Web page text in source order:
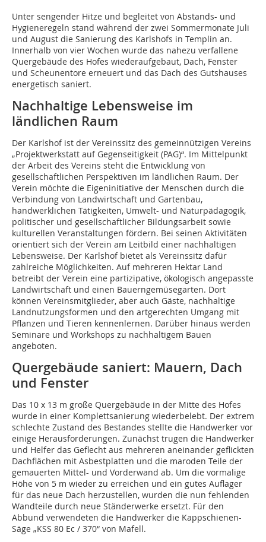
Unter sengender Hitze und begleitet von Abstands- und
Hygieneregeln stand während der zwei Sommermonate Juli
und August die Sanierung des Karlshofs in Templin an.
Innerhalb von vier Wochen wurde das nahezu verfallene
Quergebäude des Hofes wiederaufgebaut, Dach, Fenster
und Scheunentore erneuert und das Dach des Gutshauses
energetisch saniert.
Nachhaltige Lebensweise im
ländlichen Raum
Der Karlshof ist der Vereinssitz des gemeinnützigen Vereins
„Projektwerkstatt auf Gegenseitigkeit (PAG)“. Im Mittelpunkt
der Arbeit des Vereins steht die Entwicklung von
gesellschaftlichen Perspektiven im ländlichen Raum. Der
Verein möchte die Eigeninitiative der Menschen durch die
Verbindung von Landwirtschaft und Gartenbau,
handwerklichen Tätigkeiten, Umwelt- und Natur­pädagogik,
politischer und gesellschaftlicher Bildungsarbeit sowie
kulturellen Veranstaltungen fördern. Bei seinen Aktivitäten
orientiert sich der Verein am Leitbild einer nachhaltigen
Lebensweise. Der Karlshof bietet als Vereinssitz dafür
zahlreiche Möglichkeiten. Auf mehreren Hektar Land
betreibt der Verein eine partizipative, ökologisch angepasste
Landwirtschaft und einen Bauerngemüsegarten. Dort
können Vereinsmitglieder, aber auch Gäste, nachhaltige
Landnutzungsformen und den artgerechten Umgang mit
Pflanzen und Tieren kennenlernen. Darüber hinaus werden
Seminare und Workshops zu nachhaltigem Bauen
angeboten.
Quergebäude saniert: Mauern, Dach
und Fenster
Das 10 x 13 m große Quergebäude in der Mitte des Hofes
wurde in einer Komplettsanierung wiederbelebt. Der extrem
schlechte Zustand des Bestandes stellte die Handwerker vor
einige Herausforderungen. Zunächst trugen die Handwerker
und Helfer das Geflecht aus mehreren aneinander geflickten
Dachflächen mit Asbestplatten und die maroden Teile der
gemauerten Mittel- und Vorderwand ab. Um die vormalige
Höhe von 5 m wieder zu erreichen und ein gutes Auflager
für das neue Dach herzustellen, wurden die nun fehlenden
Wandteile durch neue Ständerwerke ersetzt. Für den
Abbund verwendeten die Handwerker die Kappschienen-
Säge „KSS 80 Ec / 370“ von Mafell.